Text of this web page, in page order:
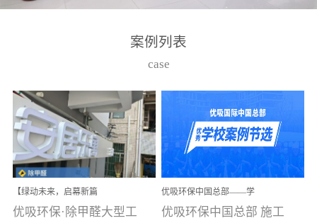
高技能的团队。汇聚了众
取得了多项产品技术专利
和多项国家版权局著作
权，获得高新技术企业称
号。生产优势自主生产自
给自足，优吸公司于2015
在广州番禺区成功建立产
品线生产基地，工厂拥有
案例列表
case
【绿动未来，启幕新篇
章】优吸环保中标深圳安
居乐寓，超大型工装室内
优吸环保·除甲醛大型工
优吸环保中国总部——学
校施工案例(节选)
优吸环保中国总部 施工